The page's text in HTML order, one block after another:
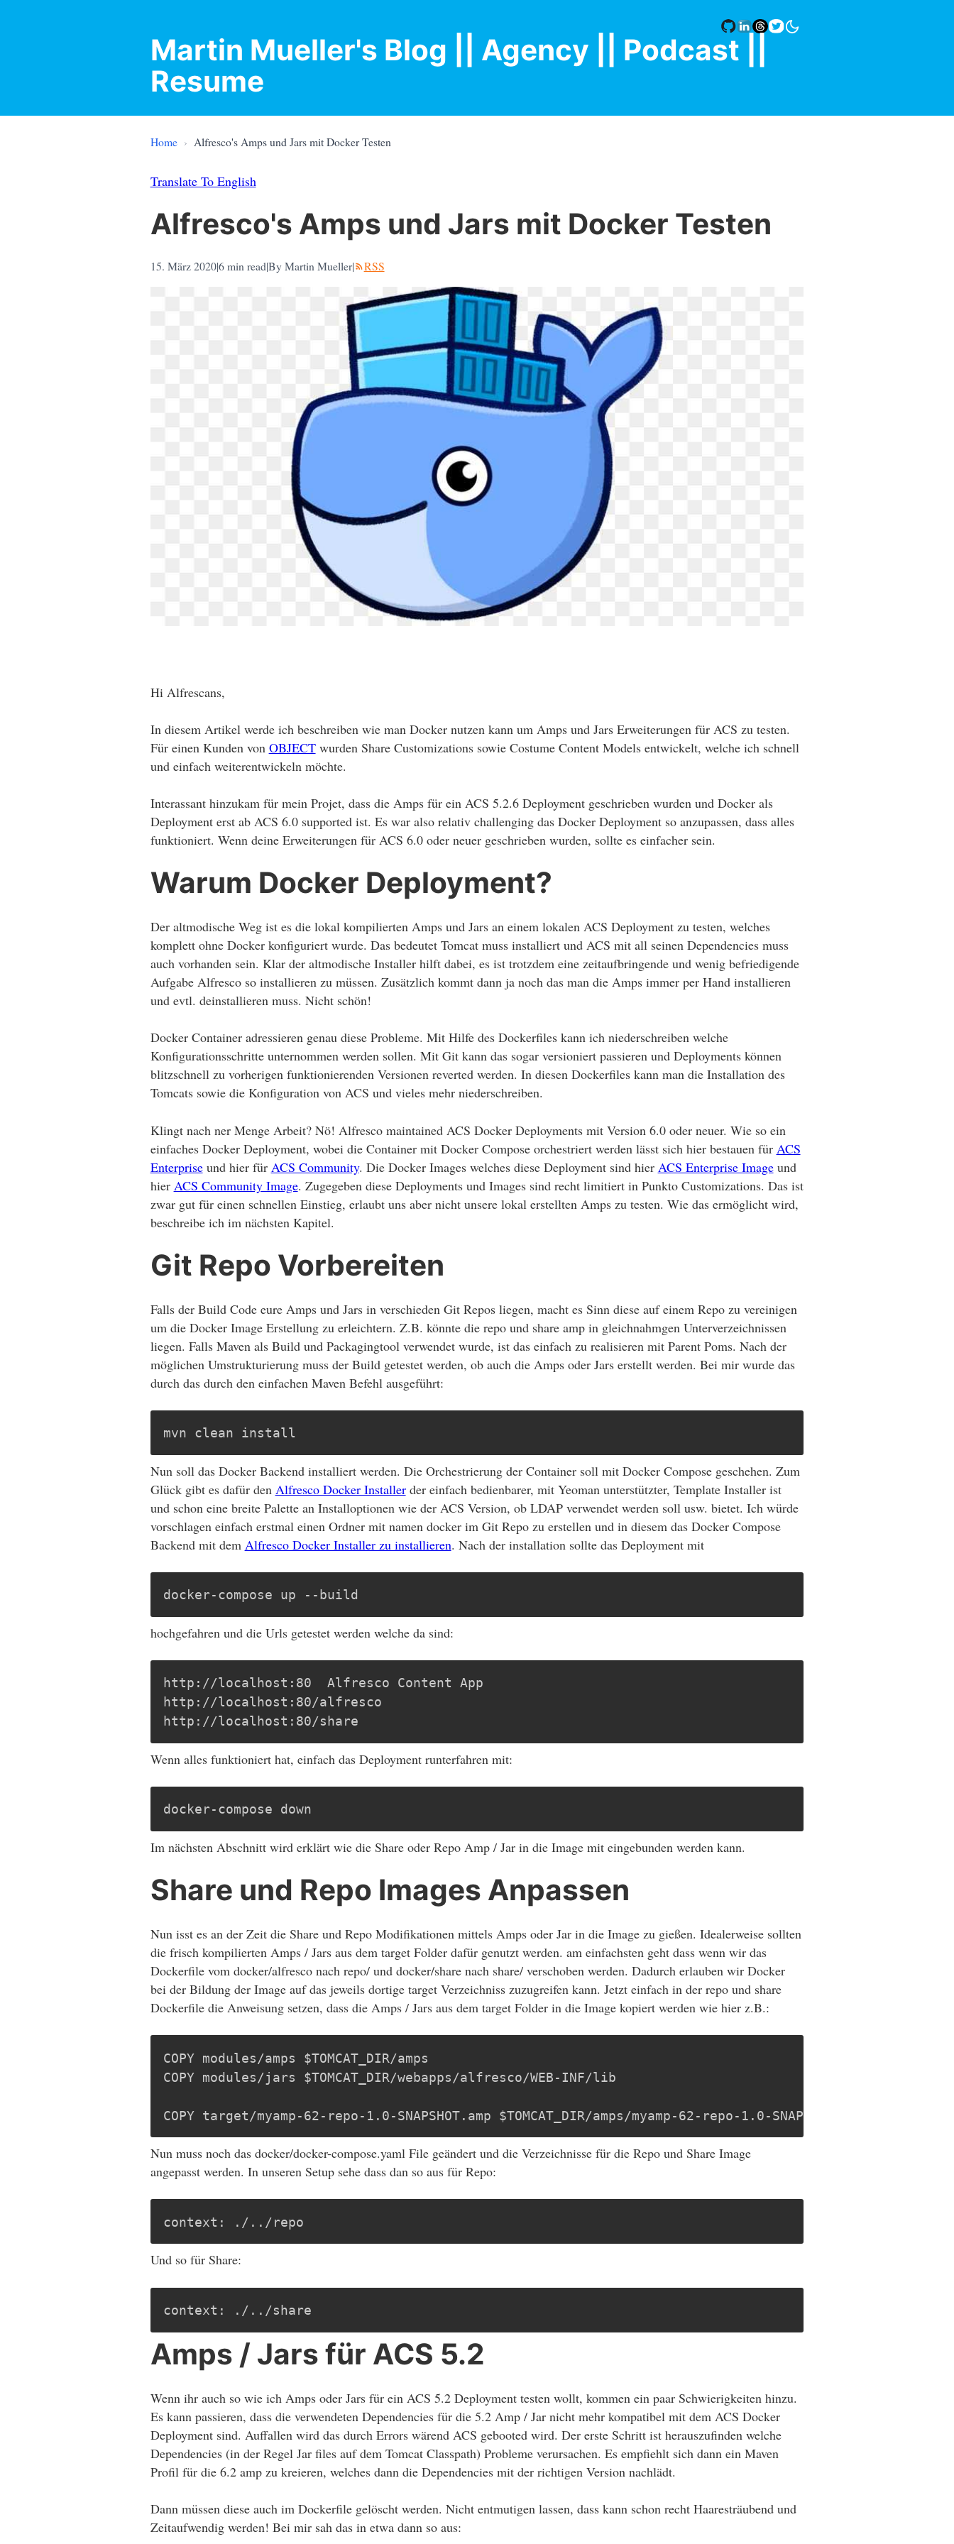
Martin Mueller's Blog || Agency | | Podcast |
Resume
Home › Alfresco's Amps und Jars mit Docker Testen
Translate To English
Alfresco's Amps und Jars mit Docker Testen
15. März 2020|6min read|By Martin Mueller| RSS
Hi Alfrescans,
In diesem Artikel werde ich beschreiben wie man Docker nutzen kann um Amps und Jars Erweiterungen für ACS zu testen.
Für einen Kunden von OBJECTwurden Share Customizations sowie Costume Content Models entwickelt, welche ich schnell
und einfach weiterentwickeln möchte.
Interassant hinzukam für mein Projet, dass die Amps für ein ACS 5.2.6 Deployment geschrieben wurden und Docker als
Deployment erst ab ACS 6.0 supported ist. Es war also relativ challenging das Docker Deployment so anzupassen, dass alles
funktioniert. Wenn deine Erweiterungen für ACS 6.0 oder neuer geschrieben wurden, sollte es einfacher sein.
Warum Docker Deployment?
Der altmodische Weg ist es die lokal kompilierten Amps und Jars an einem lokalen ACS Deployment zu testen, welches
komplett ohne Docker konfiguriert wurde. Das bedeutet Tomcat muss installiert und ACS mit all seinen Dependencies muss
auch vorhanden sein. Klar der altmodische Installer hilft dabei, es ist trotzdem eine zeitaufbringende und wenig befriedigende
Aufgabe Alfresco so installieren zu müssen. Zusätzlich kommt dann ja noch das man die Amps immer per Hand installieren
und evtl. deinstallieren muss. Nicht schön!
Docker Container adressieren genau diese Probleme. Mit Hilfe des Dockerfiles kann ich niederschreiben welche
Konfigurationsschritte unternommen werden sollen. Mit Git kann das sogar versioniert passieren und Deployments können
blitzschnell zu vorherigen funktionierenden Versionen reverted werden. In diesen Dockerfiles kann man die Installation des
Tomcats sowie die Konfiguration von ACS und vieles mehr niederschreiben.
Klingt nach ner Menge Arbeit? Nö! Alfresco maintained ACS Docker Deployments mit Version 6.0 oder neuer. Wie so ein
einfaches Docker Deployment, wobei die Container mit Docker Compose orchestriert werden lässt sich hier bestauen für ACS
Enterpriseund hier für ACS Community. Die Docker Images welches diese Deployment sind hier ACS Enterprise Imageund
hier ACS Community Image. Zugegeben diese Deployments und Images sind recht limitiert in Punkto Customizations. Das ist
zwar gut für einen schnellen Einstieg, erlaubt uns aber nicht unsere lokal erstellten Amps zu testen. Wie das ermöglicht wird,
beschreibe ich im nächsten Kapitel.
Git Repo Vorbereiten
Falls der Build Code eure Amps und Jars in verschieden Git Repos liegen, macht es Sinn diese auf einem Repo zu vereinigen
um die Docker Image Erstellung zu erleichtern. Z.B. könnte die repo und share amp in gleichnahmgen Unterverzeichnissen
liegen. Falls Maven als Build und Packagingtool verwendet wurde, ist das einfach zu realisieren mit Parent Poms. Nach der
möglichen Umstrukturierung muss der Build getestet werden, ob auch die Amps oder Jars erstellt werden. Bei mir wurde das
durch das durch den einfachen Maven Befehl ausgeführt:
mvn clean install
Nun soll das Docker Backend installiert werden. Die Orchestrierung der Container soll mit Docker Compose geschehen. Zum
Glück gibt es dafür den Alfresco Docker Installerder einfach bedienbarer, mit Yeoman unterstützter, Template Installer ist
und schon eine breite Palette an Installoptionen wie der ACS Version, ob LDAP verwendet werden soll usw. bietet. Ich würde
vorschlagen einfach erstmal einen Ordner mit namen docker im Git Repo zu erstellen und in diesem das Docker Compose
Backend mit dem Alfresco Docker Installer zu installieren. Nach der installation sollte das Deployment mit
docker-compose up --build
hochgefahren und die Urls getestet werden welche da sind:
http://localhost:80  Alfresco Content App
http://localhost:80/alfresco
http://localhost:80/share
Wenn alles funktioniert hat, einfach das Deployment runterfahren mit:
docker-compose down
Im nächsten Abschnitt wird erklärt wie die Share oder Repo Amp / Jar in die Image mit eingebunden werden kann.
Share und Repo Images Anpassen
Nun isst es an der Zeit die Share und Repo Modifikationen mittels Amps oder Jar in die Image zu gießen. Idealerweise sollten
die frisch kompilierten Amps / Jars aus dem target Folder dafür genutzt werden. am einfachsten geht dass wenn wir das
Dockerfile vom docker/alfresco nach repo/ und docker/share nach share/ verschoben werden. Dadurch erlauben wir Docker
bei der Bildung der Image auf das jeweils dortige target Verzeichniss zuzugreifen kann. Jetzt einfach in der repo und share
Dockerfile die Anweisung setzen, dass die Amps / Jars aus dem target Folder in die Image kopiert werden wie hier z.B.:
COPY modules/amps $TOMCAT_DIR/amps
COPY modules/jars $TOMCAT_DIR/webapps/alfresco/WEB-INF/lib
COPY target/myamp-62-repo-1.0-SNAPSHOT.amp $TOMCAT_DIR/amps/myamp-62-repo-1.0-SNAPSHOT.amp
Nun muss noch das docker/docker-compose.yaml File geändert und die Verzeichnisse für die Repo und Share Image
angepasst werden. In unseren Setup sehe dass dan so aus für Repo:
context: ./../repo
Und so für Share:
context: ./../share
Amps / Jars für ACS 5.2
Wenn ihr auch so wie ich Amps oder Jars für ein ACS 5.2 Deployment testen wollt, kommen ein paar Schwierigkeiten hinzu.
Es kann passieren, dass die verwendeten Dependencies für die 5.2 Amp / Jar nicht mehr kompatibel mit dem ACS Docker
Deployment sind. Auffallen wird das durch Errors wärend ACS gebooted wird. Der erste Schritt ist herauszufinden welche
Dependencies (in der Regel Jar files auf dem Tomcat Classpath) Probleme verursachen. Es empfiehlt sich dann ein Maven
Profil für die 6.2 amp zu kreieren, welches dann die Dependencies mit der richtigen Version nachlädt.
Dann müssen diese auch im Dockerfile gelöscht werden. Nicht entmutigen lassen, dass kann schon recht Haaresträubend und
Zeitaufwendig werden! Bei mir sah das in etwa dann so aus: